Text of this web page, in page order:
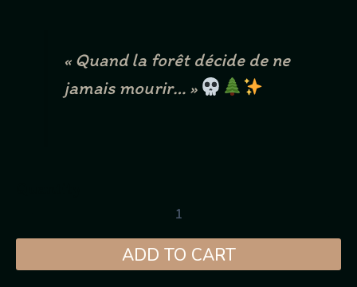
« Quand la forêt décide de ne
jamais mourir… »
ADD TO CART